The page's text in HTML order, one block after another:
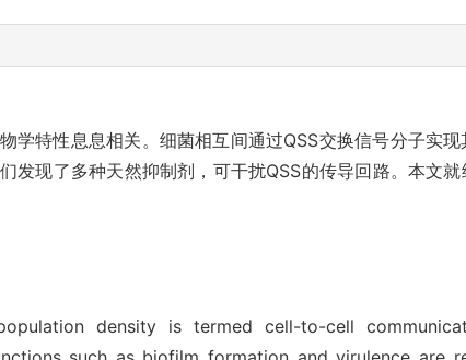
学特性息息相关。细菌相互间通过QSS交换信号分子实
发现了多种天然抑制剂，可干扰QSS的传导回路。本文
density is termed cell-to-cell